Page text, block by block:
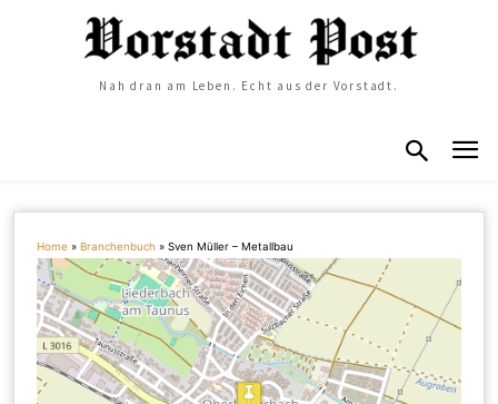
Nah dran am Leben. Echt aus der Vorstadt.
Home »Branchenbuch »Sven Müller – Metallbau